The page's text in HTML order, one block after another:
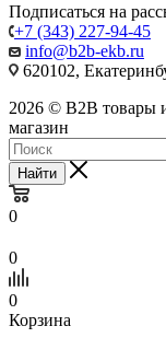
Подписаться на
+7 (343) 227-94-45
info@b2b-ekb.ru
620102,
2026 © B2B товары
магазин
Найти
0
0
0
Корзина